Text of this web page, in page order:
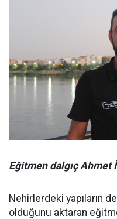
Eğitmen dalgıç Ahmet
Nehirlerdeki yapıların
olduğunu aktaran